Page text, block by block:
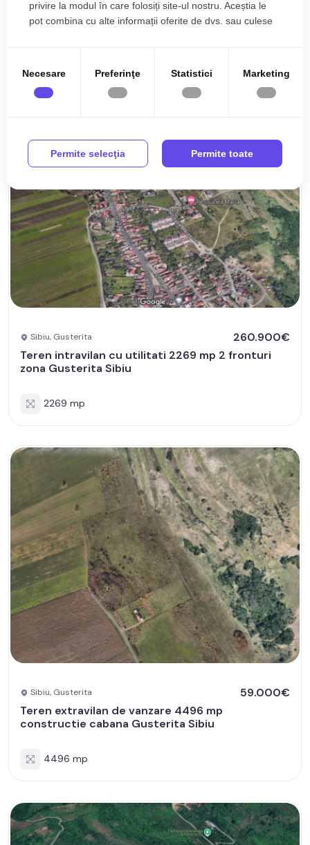
3000mp zona Gusteria
Sibiu, Gusterita
260.900€
Teren intravilan cu utilitati 2269 mp 2 fronturi
zona Gusterita Sibiu
2269 mp
Sibiu, Gusterita
59.000€
Teren extravilan de vanzare 4496 mp
constructie cabana Gusterita Sibiu
4496 mp
privire la modul în care folosiți site-ul nostru. Aceștia le
pot combina cu alte informații oferite de dvs. sau culese
Necesare Preferinţe Statistici Marketing
Permite selecţia Permite toate